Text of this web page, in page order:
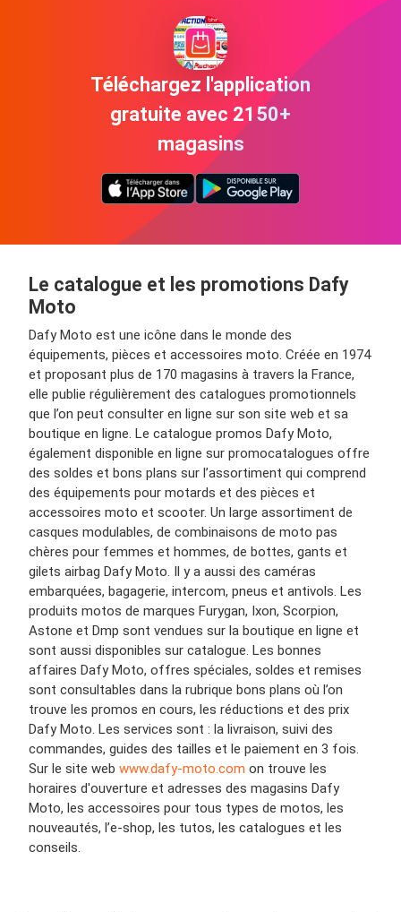
Téléchargez l'application
gratuite avec 2150+
magasins
Le catalogue et les promotions Dafy
Moto
Dafy Moto est une icône dans le monde des
équipements, pièces et accessoires moto. Créée en 1974
et proposant plus de 170 magasins à travers la France,
elle publie régulièrement des catalogues promotionnels
que l’on peut consulter en ligne sur son site web et sa
boutique en ligne. Le catalogue promos Dafy Moto,
également disponible en ligne sur promocatalogues offre
des soldes et bons plans sur l’assortiment qui comprend
des équipements pour motards et des pièces et
accessoires moto et scooter. Un large assortiment de
casques modulables, de combinaisons de moto pas
chères pour femmes et hommes, de bottes, gants et
gilets airbag Dafy Moto. Il y a aussi des caméras
embarquées, bagagerie, intercom, pneus et antivols. Les
produits motos de marques Furygan, Ixon, Scorpion,
Astone et Dmp sont vendues sur la boutique en ligne et
sont aussi disponibles sur catalogue. Les bonnes
affaires Dafy Moto, offres spéciales, soldes et remises
sont consultables dans la rubrique bons plans où l’on
trouve les promos en cours, les réductions et des prix
Dafy Moto. Les services sont : la livraison, suivi des
commandes, guides des tailles et le paiement en 3 fois.
Sur le site web www.dafy-moto.com on trouve les
horaires d'ouverture et adresses des magasins Dafy
Moto, les accessoires pour tous types de motos, les
nouveautés, l’e-shop, les tutos, les catalogues et les
conseils.